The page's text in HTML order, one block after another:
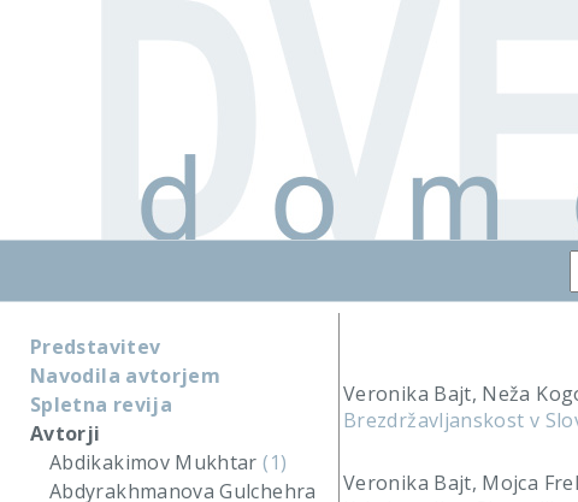
Predstavitev
Navodila avtorjem
Spletna revija
Avtorji
Abdikakimov Mukhtar(1)
Abdyrakhmanova Gulchehra
Veronika Bajt, Neža
Brezdržavljanskost v
Veronika Bajt, Mojca